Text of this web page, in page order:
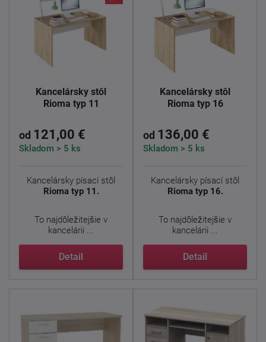
Kancelársky stôl
Rioma typ 11
od 121,00 €
Skladom > 5 ks
Kancelársky písací stôl
Rioma typ 11.
To najdôležitejšie v
kancelárii ...
Detail
Kancelársky stôl
Rioma typ 16
od 136,00 €
Skladom > 5 ks
Kancelársky písací stôl
Rioma typ 16.
To najdôležitejšie v
kancelárii ...
Detail